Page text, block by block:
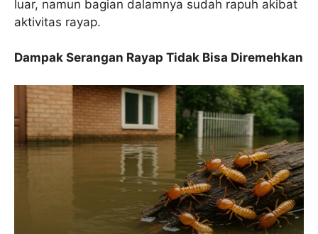
luar, namun bagian dalamnya sudah rapuh akibat
aktivitas rayap.
Dampak Serangan Rayap Tidak Bisa Diremehkan